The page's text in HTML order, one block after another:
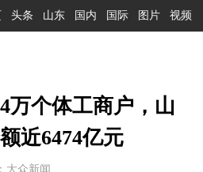
头条 山东 国内 国际 图片 视频
万个体工商户，山
近6474亿元
大众新闻